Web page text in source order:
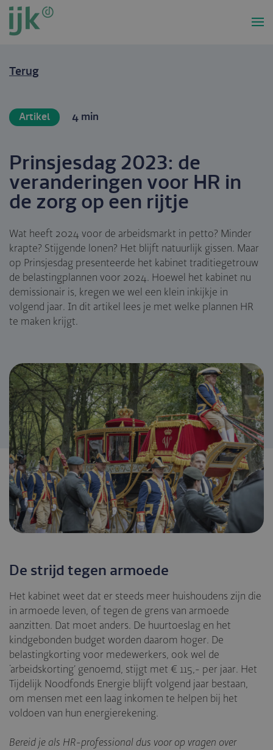
Overslaan
naar
inhoud
Terug
Artikel 4 min
Prinsjesdag 2023: de
veranderingen voor HR in
de zorg op een rijtje
Wat heeft 2024 voor de arbeidsmarkt in petto? Minder
krapte? Stijgende lonen? Het blijft natuurlijk gissen. Maar
op Prinsjesdag presenteerde het kabinet traditiegetrouw
de belastingplannen voor 2024. Hoewel het kabinet nu
demissionair is, kregen we wel een klein inkijkje in
volgend jaar. In dit artikel lees je met welke plannen HR
te maken krijgt.
De strijd tegen armoede
Het kabinet weet dat er steeds meer huishoudens zijn die
in armoede leven, of tegen de grens van armoede
aanzitten. Dat moet anders. De huurtoeslag en het
kindgebonden budget worden daarom hoger. De
belastingkorting voor medewerkers, ook wel de
‘arbeidskorting’ genoemd, stijgt met € 115,- per jaar. Het
Tijdelijk Noodfonds Energie blijft volgend jaar bestaan,
om mensen met een laag inkomen te helpen bij het
voldoen van hun energierekening.
Bereid je als HR-professional dus voor op vragen over